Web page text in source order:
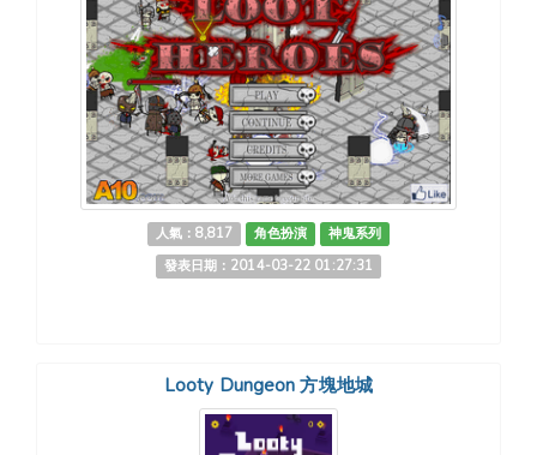
人氣：8,817 角色扮演
神鬼系列
發表日期：2014-03-22 01:27:31
Looty Dungeon 方塊地城